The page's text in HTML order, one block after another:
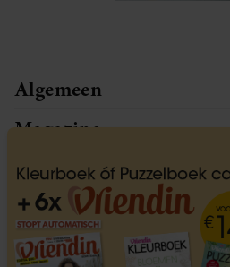
Algemeen
Magazine
Service
Vriendin participeert in
programma’s, dat houdt in
ontvangt voor aankopen
website wordt niet